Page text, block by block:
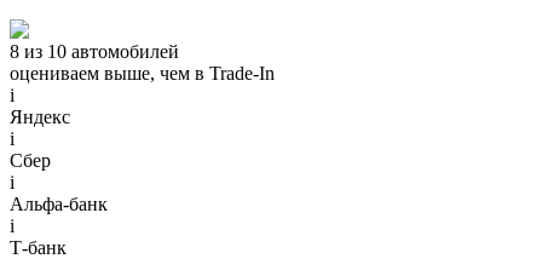
8 из 10 автомобилей
оцениваем выше, чем в Trade‑In
i
Яндекс
i
Сбер
i
Альфа-банк
i
Т-банк